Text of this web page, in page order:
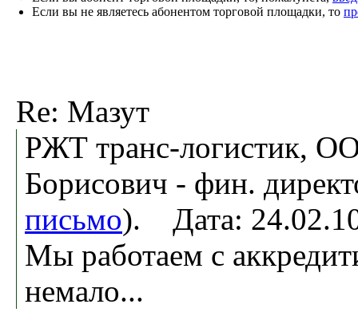
Если вы не являетесь абонентом торговой площадки, то
Re: Мазут
РЖТ транс-логистик,
Борисович - фин.
письмо). Дата:
Мы работаем с
немало...